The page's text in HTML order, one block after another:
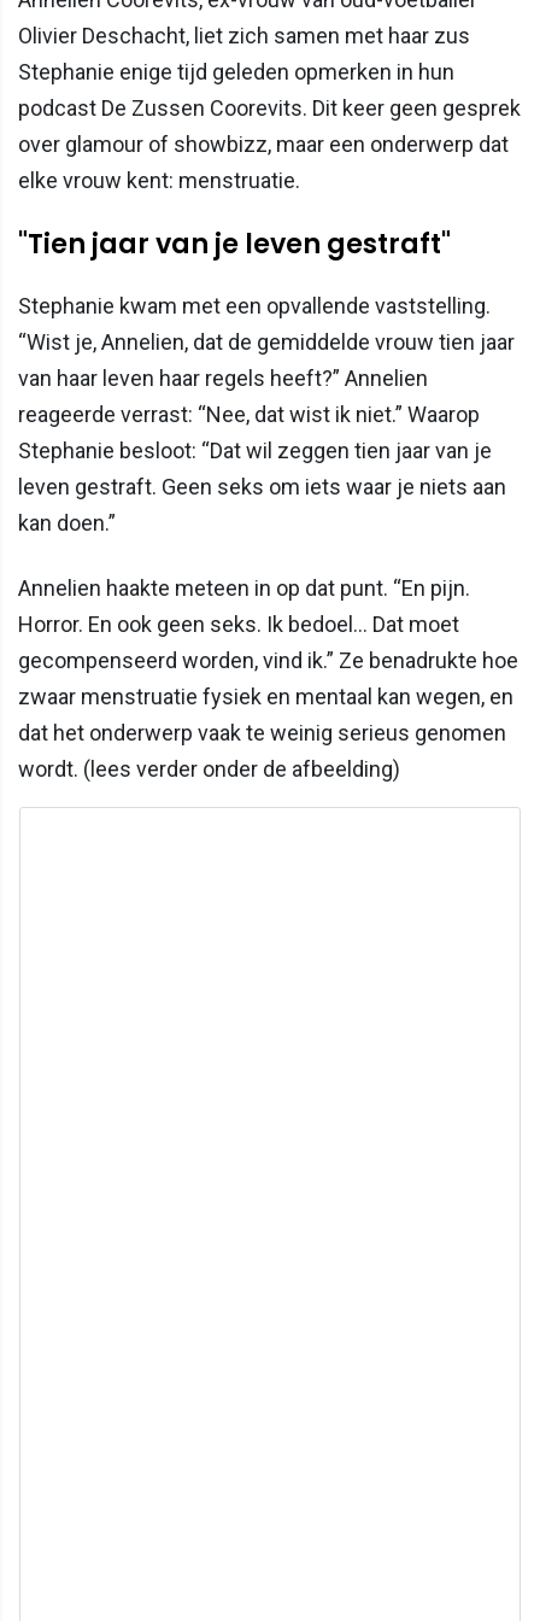
Olivier Deschacht, liet zich samen met haar zus
Stephanie enige tijd geleden opmerken in hun
podcast De Zussen Coorevits. Dit keer geen gesprek
over glamour of showbizz, maar een onderwerp dat
elke vrouw kent: menstruatie.
"Tien jaar van je leven gestraft"
Stephanie kwam met een opvallende vaststelling.
“Wist je, Annelien, dat de gemiddelde vrouw tien jaar
van haar leven haar regels heeft?” Annelien
reageerde verrast: “Nee, dat wist ik niet.” Waarop
Stephanie besloot: “Dat wil zeggen tien jaar van je
leven gestraft. Geen seks om iets waar je niets aan
kan doen.”
Annelien haakte meteen in op dat punt. “En pijn.
Horror. En ook geen seks. Ik bedoel… Dat moet
gecompenseerd worden, vind ik.” Ze benadrukte hoe
zwaar menstruatie fysiek en mentaal kan wegen, en
dat het onderwerp vaak te weinig serieus genomen
wordt. (lees verder onder de afbeelding)